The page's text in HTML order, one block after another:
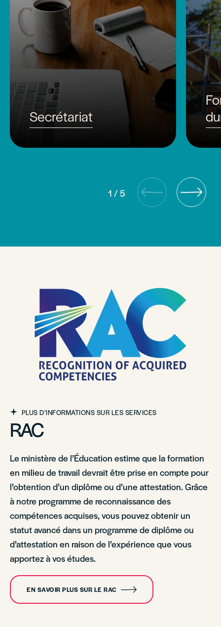
Secrétariat
1 /5
PLUS D’INFORMATIONS SUR LES SERVICES
RAC
Le ministère de l’Éducation estime que la formation
en milieu de travail devrait être prise en compte pour
l’obtention d’un diplôme ou d’une attestation. Grâce
à notre programme de reconnaissance des
compétences acquises, vous pouvez obtenir un
statut avancé dans un programme de diplôme ou
d’attestation en raison de l’expérience que vous
apportez à vos études.
EN SAVOIR PLUS SUR LE RAC